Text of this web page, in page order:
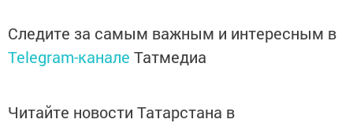
Следите за самым важным и интересным в
Telegram-канале Татмедиа
Читайте новости Татарстана в